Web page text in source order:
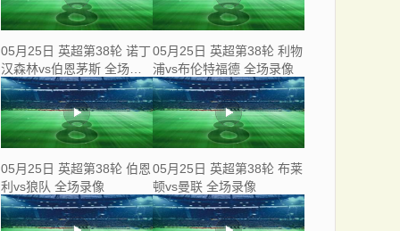
05月25日 英超第38轮 诺丁
汉森林vs伯恩茅斯 全场录
像
05月25日 英超第38轮 利物
浦vs布伦特福德 全场录像
05月25日 英超第38轮 伯恩
利vs狼队 全场录像
05月25日 英超第38轮 布莱
顿vs曼联 全场录像